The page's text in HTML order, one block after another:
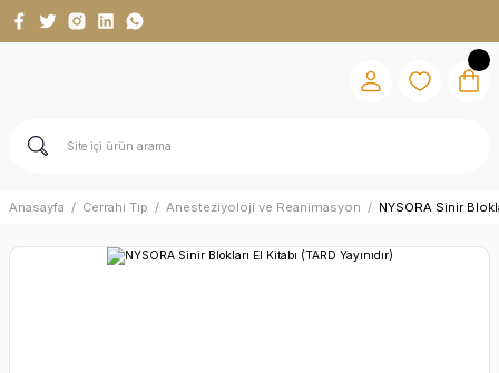
Anasayfa Cerrahi Tıp Anesteziyoloji ve Reanimasyon NYSORA Sinir